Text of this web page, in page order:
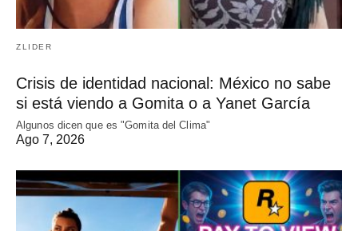
ZLIDER
Crisis de identidad nacional: México no sabe
si está viendo a Gomita o a Yanet García
Algunos dicen que es "Gomita del Clima"
Ago 7, 2026